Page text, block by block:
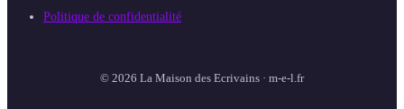
Politique de confidentialité
© 2026 La Maison des Ecrivains · m-e-l.fr